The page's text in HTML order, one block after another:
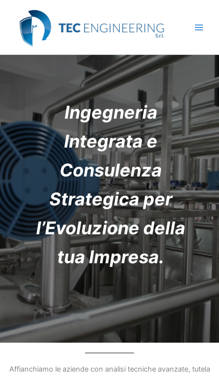
contenuto
Ingegneria
Integrata e
Consulenza
Strategica per
l’Evoluzione della
tua Impresa.
Affianchiamo le aziende con analisi tecniche avanzate, tutela